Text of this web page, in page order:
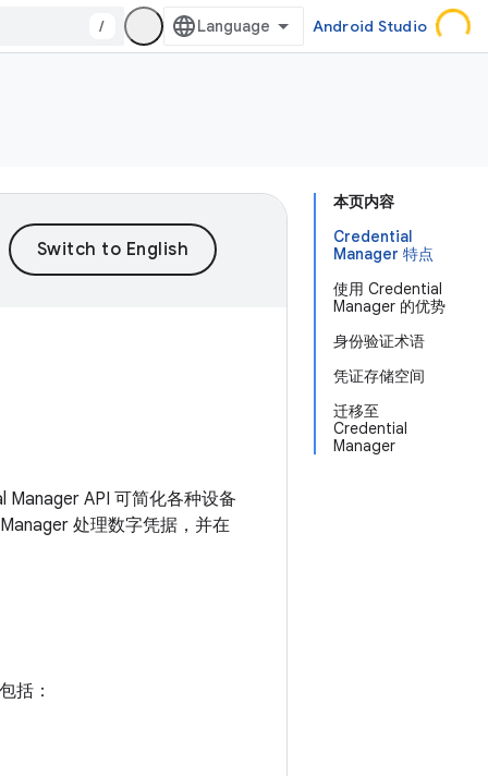
/ Android Studio
本页内容
Credential
Manager 特点
使用 Credential
Manager 的优势
身份验证术语
凭证存储空间
迁移至
Credential
Manager
API 可简化各种设备
处理数字凭据，并在
括：